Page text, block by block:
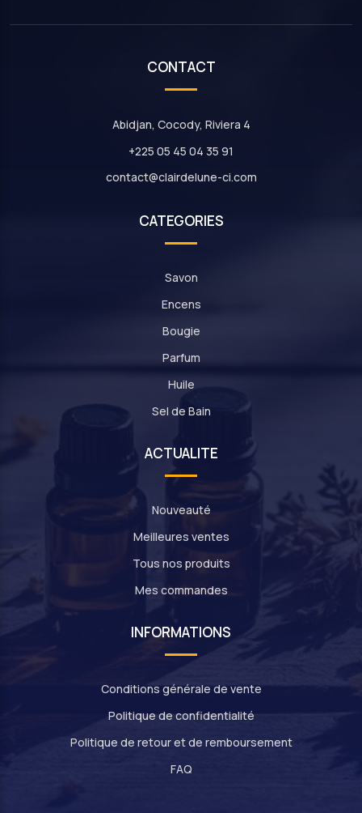
CONTACT
Abidjan, Cocody, Riviera 4
+225 05 45 04 35 91
contact@clairdelune-ci.com
CATEGORIES
Savon
Encens
Bougie
Parfum
Huile
Sel de Bain
ACTUALITE
Nouveauté
Meilleures ventes
Tous nos produits
Mes commandes
INFORMATIONS
Conditions générale de vente
Politique de confidentialité
Politique de retour et de remboursement
FAQ